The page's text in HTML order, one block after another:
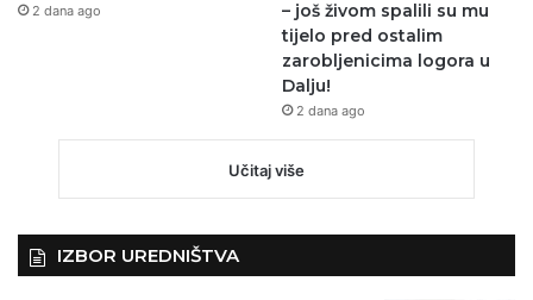
2 dana ago
– još živom spalili su mu
tijelo pred ostalim
zarobljenicima logora u
Dalju!
2 dana ago
Učitaj više
IZBOR UREDNIŠTVA